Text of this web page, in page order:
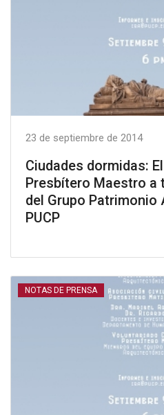
23 de septiembre de 2014
Ciudades dormidas:
Presbítero Maestro a
del Grupo
PUCP
NOTAS DE PRENSA